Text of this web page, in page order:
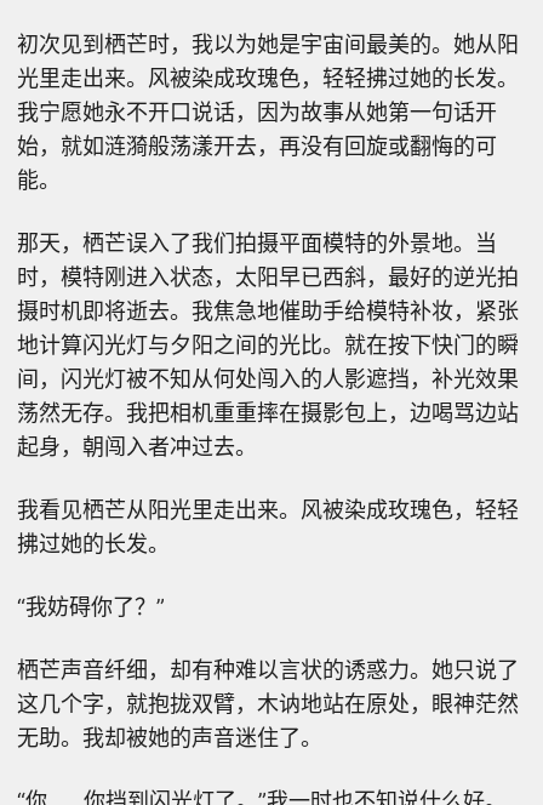
初次见到栖芒时，我以为她是宇宙间最美的。她从阳
光里走出来。风被染成玫瑰色，轻轻拂过她的长发。
我宁愿她永不开口说话，因为故事从她第一句话开
始，就如涟漪般荡漾开去，再没有回旋或翻悔的可
能。
那天，栖芒误入了我们拍摄平面模特的外景地。当
时，模特刚进入状态，太阳早已西斜，最好的逆光拍
摄时机即将逝去。我焦急地催助手给模特补妆，紧张
地计算闪光灯与夕阳之间的光比。就在按下快门的瞬
间，闪光灯被不知从何处闯入的人影遮挡，补光效果
荡然无存。我把相机重重摔在摄影包上，边喝骂边站
起身，朝闯入者冲过去。
我看见栖芒从阳光里走出来。风被染成玫瑰色，轻轻
拂过她的长发。
“我妨碍你了？”
栖芒声音纤细，却有种难以言状的诱惑力。她只说了
这几个字，就抱拢双臂，木讷地站在原处，眼神茫然
无助。我却被她的声音迷住了。